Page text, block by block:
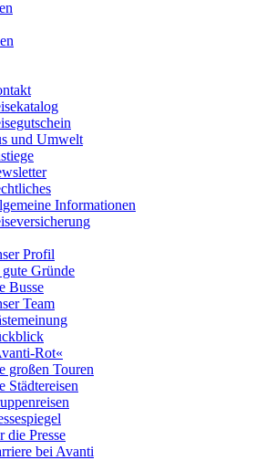
und Umwelt
Informationen
Profil
gute Gründe
Busse
Team
Rot«
großen Touren
Städtereisen
die Presse
bei Avanti